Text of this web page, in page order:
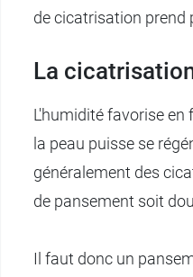
de cicatrisation prend
La
L'humidité favorise
la peau puisse se
généralement des
de pansement soit
Il faut donc un